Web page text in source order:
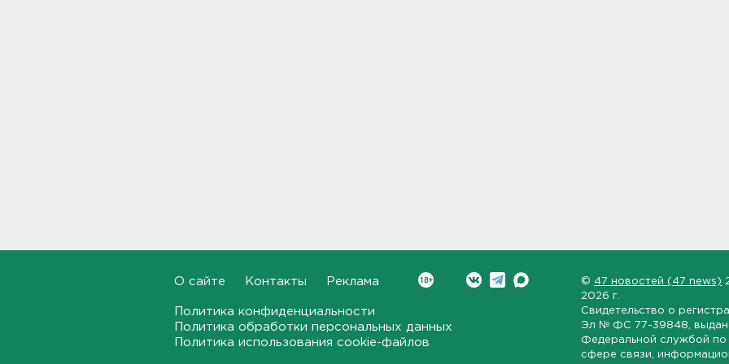
Молоку не место на дверце, а
бананам – внизу. Как
О сайте Контакты Реклама
Политика конфиденциальности
Политика обработки персональных данных
Политика использования cookie-файлов
© 47 новостей (47 news)
2026 г.
Свидетельство о
Эл № ФС 77-39848 ,
Федеральной службой по
сфере связи,